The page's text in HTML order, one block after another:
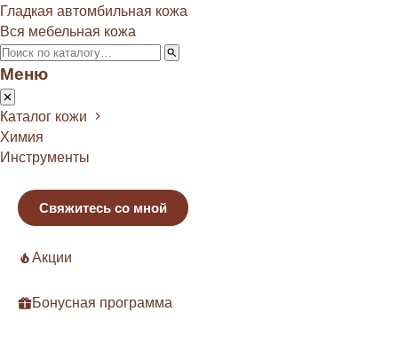
Гладкая автомбильная кожа
Вся мебельная кожа
Меню
Каталог кожи
Химия
Инструменты
Свяжитесь со мной
Акции
Бонусная программа